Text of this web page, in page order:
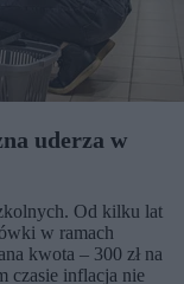
uderza w
Od kilku lat
w ramach
kwota – 300 zł na
czasie inflacja nie